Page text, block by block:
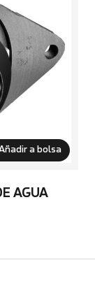
a bolsa
AGUA